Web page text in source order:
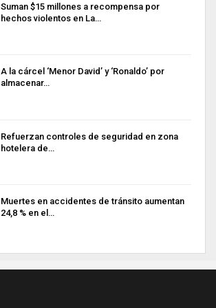
Suman $15 millones a recompensa por
hechos violentos en La…
A la cárcel ‘Menor David’ y ‘Ronaldo’ por
almacenar…
Refuerzan controles de seguridad en zona
hotelera de…
Muertes en accidentes de tránsito aumentan
24,8 % en el…